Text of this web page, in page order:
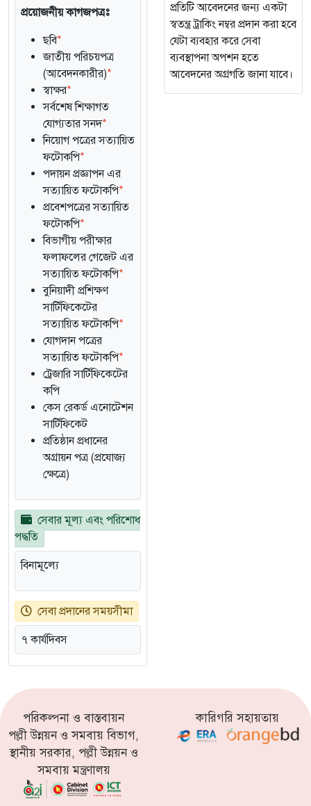
প্রয়োজনীয় কাগজপত্রঃ
ছবি*
জাতীয় পরিচয়পত্র
(আবেদনকারীর)*
স্বাক্ষর*
সর্বশেষ শিক্ষাগত
যোগ্যতার সনদ*
নিয়োগ পত্রের সত্যায়িত
ফটোকপি*
পদায়ন প্রজ্ঞাপন এর
সত্যায়িত ফটোকপি*
প্রবেশপত্রের সত্যায়িত
ফটোকপি*
বিভাগীয় পরীক্ষার
ফলাফলের গেজেট এর
সত্যায়িত ফটোকপি*
বুনিয়াদী প্রশিক্ষণ
সার্টিফিকেটের
সত্যায়িত ফটোকপি*
যোগদান পত্রের
সত্যায়িত ফটোকপি*
ট্রেজারি সার্টিফিকেটের
কপি
কেস রেকর্ড এনোটেশন
সার্টিফিকেট
প্রতিষ্ঠান প্রধানের
অগ্রায়ন পত্র (প্রযোজ্য
ক্ষেত্রে)
সেবার মূল্য এবং পরিশোধ
পদ্ধতি
বিনামূল্যে
সেবা প্রদানের সময়সীমা
৭ কার্যদিবস
প্রতিটি আবেদনের জন্য একটা
স্বতন্ত্র ট্রাকিং নম্বর প্রদান করা হবে
যেটা ব্যবহার করে সেবা
ব্যবস্থাপনা অপশন হতে
আবেদনের অগ্রগতি জানা যাবে।
পরিকল্পনা ও বাস্তবায়ন
পল্লী উন্নয়ন ও সমবায় বিভাগ,
স্থানীয় সরকার, পল্লী উন্নয়ন ও
সমবায় মন্ত্রণালয়
কারিগরি সহায়তায়